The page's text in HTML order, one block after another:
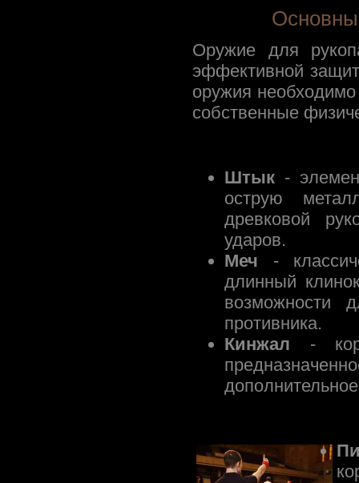
Оружие для
эффективной
оружия необходимо
собственные
Штык -
острую
древковой
ударов.
Меч -
длинный
возможности
противника.
Кинжал -